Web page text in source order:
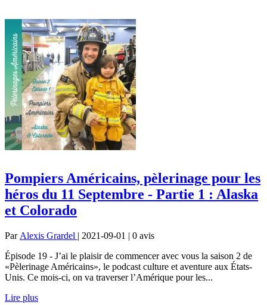
Pompiers Américains, pèlerinage pour les
héros du 11 Septembre - Partie 1 : Alaska
et Colorado
Par Alexis Grardel | 2021-09-01 | 0 avis
Épisode 19 - J’ai le plaisir de commencer avec vous la saison 2 de
«Pèlerinage Américains», le podcast culture et aventure aux États-
Unis. Ce mois-ci, on va traverser l’Amérique pour les...
Lire plus